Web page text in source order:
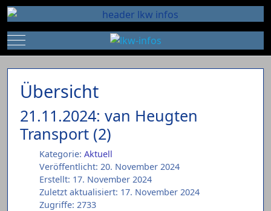
Mobile Menu Toggle
Übersicht
21.11.2024: van Heugten
Transport (2)
Kategorie: Aktuell
Veröffentlicht: 20. November 2024
Erstellt: 17. November 2024
Zuletzt aktualisiert: 17. November 2024
Zugriffe: 2733